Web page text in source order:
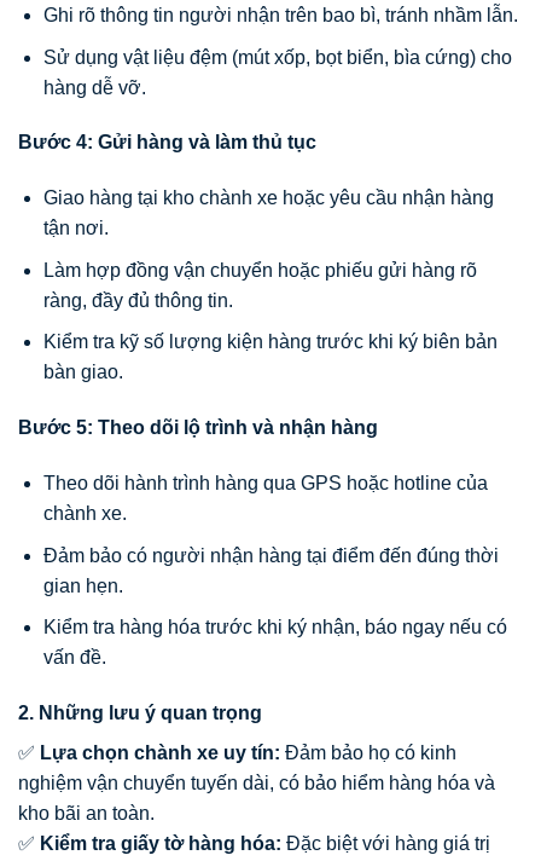
Ghi rõ thông tin người nhận trên bao bì, tránh nhầm lẫn.
Sử dụng vật liệu đệm (mút xốp, bọt biển, bìa cứng) cho
hàng dễ vỡ.
Bước 4: Gửi hàng và làm thủ tục
Giao hàng tại kho chành xe hoặc yêu cầu nhận hàng
tận nơi.
Làm hợp đồng vận chuyển hoặc phiếu gửi hàng rõ
ràng, đầy đủ thông tin.
Kiểm tra kỹ số lượng kiện hàng trước khi ký biên bản
bàn giao.
Bước 5: Theo dõi lộ trình và nhận hàng
Theo dõi hành trình hàng qua GPS hoặc hotline của
chành xe.
Đảm bảo có người nhận hàng tại điểm đến đúng thời
gian hẹn.
Kiểm tra hàng hóa trước khi ký nhận, báo ngay nếu có
vấn đề.
2. Những lưu ý quan trọng
✅ Lựa chọn chành xe uy tín: Đảm bảo họ có kinh
nghiệm vận chuyển tuyến dài, có bảo hiểm hàng hóa và
kho bãi an toàn.
✅ Kiểm tra giấy tờ hàng hóa: Đặc biệt với hàng giá trị